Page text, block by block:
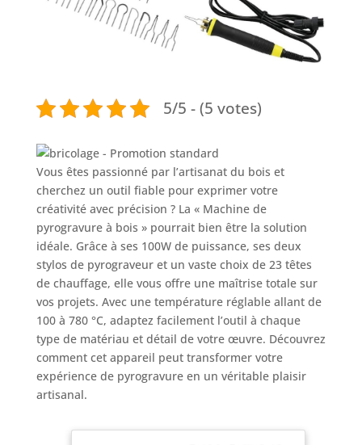
5/5 - (5 votes)
Vous êtes passionné par l’artisanat du bois et
cherchez un outil fiable pour exprimer votre
créativité avec précision ? La « Machine de
pyrogravure à bois » pourrait bien être la solution
idéale. Grâce à ses 100W de puissance, ses deux
stylos de pyrograveur et un vaste choix de 23 têtes
de chauffage, elle vous offre une maîtrise totale sur
vos projets. Avec une température réglable allant de
100 à 780 °C, adaptez facilement l’outil à chaque
type de matériau et détail de votre œuvre. Découvrez
comment cet appareil peut transformer votre
expérience de pyrogravure en un véritable plaisir
artisanal.